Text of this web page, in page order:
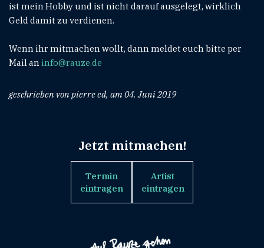
ist mein Hobby und ist nicht darauf ausgelegt, wirklich
Geld damit zu verdienen.
Wenn ihr mitmachen wollt, dann meldet euch bitte per
Mail aninfo@rauze.de
geschrieben von pierre ed, am 04. Juni 2019
Jetzt mitmachen!
Termin
eintragen
Artist
eintragen